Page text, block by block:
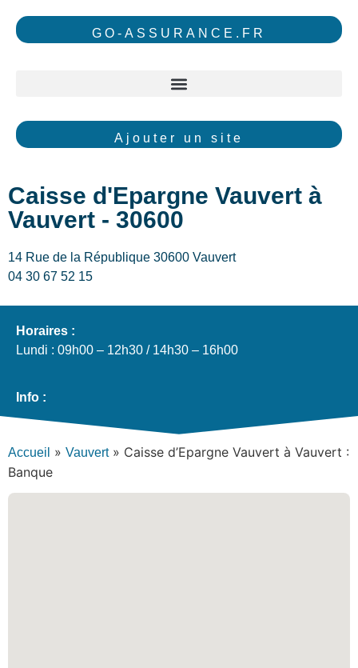
GO-ASSURANCE.FR
Ajouter un site
Caisse d'Epargne Vauvert à
Vauvert - 30600
14 Rue de la République 30600 Vauvert
04 30 67 52 15
Horaires :
Lundi : 09h00 – 12h30 / 14h30 – 16h00
Info :
Accueil » Vauvert» Caisse d’Epargne Vauvert à Vauvert :
Banque